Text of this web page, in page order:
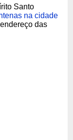
Santo
na cidade
das